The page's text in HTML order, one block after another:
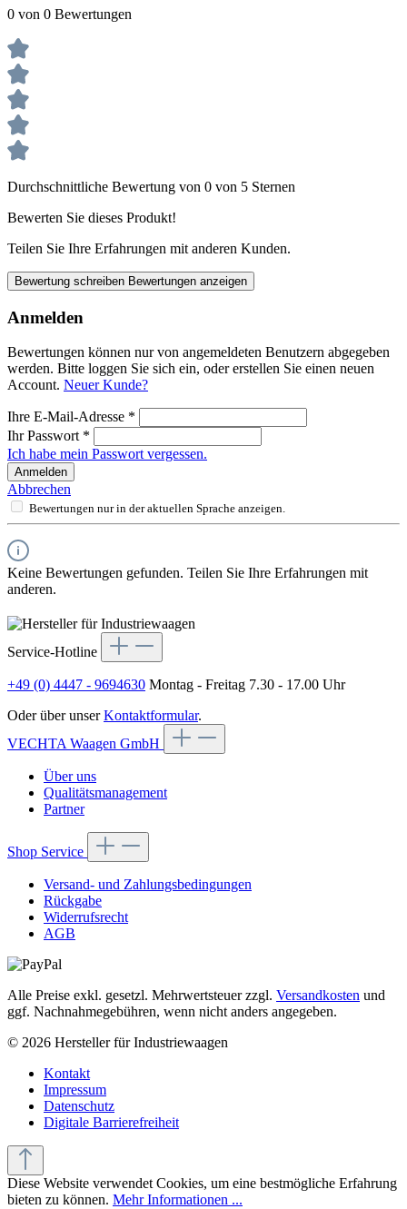
0 von 0 Bewertungen
Durchschnittliche Bewertung von 0 von 5 Sternen
Bewerten Sie dieses Produkt!
Teilen Sie Ihre Erfahrungen mit anderen Kunden.
Bewertung schreiben Bewertungen anzeigen
Anmelden
Bewertungen können nur von angemeldeten Benutzern abgegeben
werden. Bitte loggen Sie sich ein, oder erstellen Sie einen neuen
Account. Neuer Kunde?
Ihre E-Mail-Adresse *
Ihr Passwort *
Ich habe mein Passwort vergessen.
Anmelden
Abbrechen
Bewertungen nur in der aktuellen Sprache anzeigen.
Keine Bewertungen gefunden. Teilen Sie Ihre Erfahrungen mit
anderen.
Service-Hotline
+49 (0) 4447 - 9694630 Montag - Freitag 7.30 - 17.00 Uhr
Oder über unserKontaktformular.
VECHTA Waagen GmbH
Über uns
Qualitätsmanagement
Partner
Shop Service
Versand- und Zahlungsbedingungen
Rückgabe
Widerrufsrecht
AGB
Alle Preise exkl. gesetzl. Mehrwertsteuer zzgl. Versandkosten und
ggf. Nachnahmegebühren, wenn nicht anders angegeben.
© 2026 Hersteller für Industriewaagen
Kontakt
Impressum
Datenschutz
Digitale Barrierefreiheit
Diese Website verwendet Cookies, um eine bestmögliche Erfahrung
bieten zu können. Mehr Informationen ...